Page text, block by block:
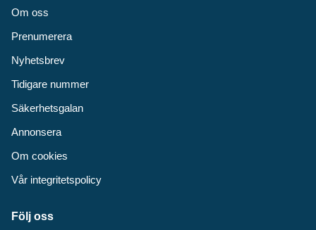
Om oss
Prenumerera
Nyhetsbrev
Tidigare nummer
Säkerhetsgalan
Annonsera
Om cookies
Vår integritetspolicy
Följ oss